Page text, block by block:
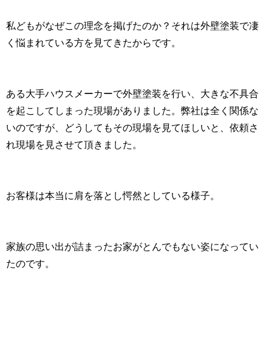
私どもがなぜこの理念を掲げたのか？それは外壁塗装で凄
く悩まれている方を見てきたからです。
ある大手ハウスメーカーで外壁塗装を行い、大きな不具合
を起こしてしまった現場がありました。弊社は全く関係な
いのですが、どうしてもその現場を見てほしいと、依頼さ
れ現場を見させて頂きました。
お客様は本当に肩を落とし愕然としている様子。
家族の思い出が詰まったお家がとんでもない姿になってい
たのです。